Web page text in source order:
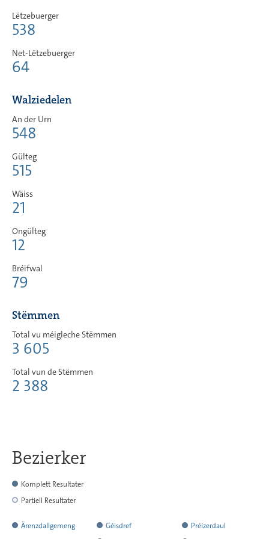
Lëtzebuerger
538
Net-Lëtzebuerger
64
Walziedelen
An der Urn
548
Gülteg
515
Wäiss
21
Ongülteg
12
Bréifwal
79
Stëmmen
Total vu méigleche Stëmmen
3 605
Total vun de Stëmmen
2 388
Bezierker
Komplett Resultater
Partiell Resultater
Ärenzdallgemeng Géisdref Préizerdaul